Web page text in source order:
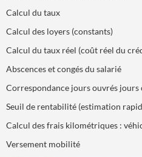
Calcul du taux
Calcul des loyers (constants)
Calcul du taux réel (coût réel du
Abscences et congés du salarié
Correspondance jours ouvrés jours
Seuil de rentabilité (estimation
Calcul des frais kilométriques :
Versement mobilité